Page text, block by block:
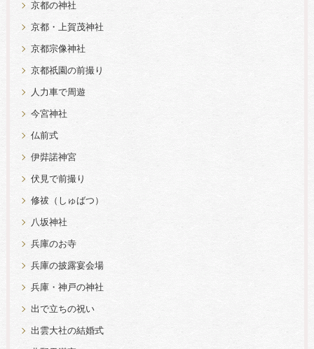
京都の神社
京都・上賀茂神社
京都宗像神社
京都祇園の前撮り
人力車で周遊
今宮神社
仏前式
伊弉諾神宮
伏見で前撮り
修祓（しゅばつ）
八坂神社
兵庫のお寺
兵庫の披露宴会場
兵庫・神戸の神社
出で立ちの祝い
出雲大社の結婚式